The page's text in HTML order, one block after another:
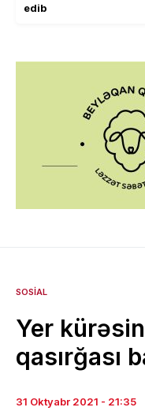
edib
SOSIAL
Yer
qasırğası
31 Oktyabr 2021 - 21:35